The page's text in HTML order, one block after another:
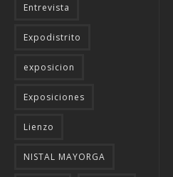
Entrevista
Expodistrito
exposicion
Exposiciones
Lienzo
NISTAL MAYORGA